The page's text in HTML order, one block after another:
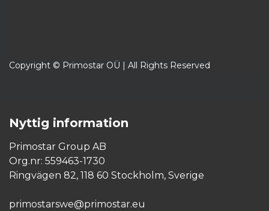
Copyright © Primostar OÜ | All Rights Reserved
Nyttig information
Primostar Group AB
Org.nr: 559463-1730
Ringvägen 82, 118 60 Stockholm, Sverige
primostarswe@primostar.eu​